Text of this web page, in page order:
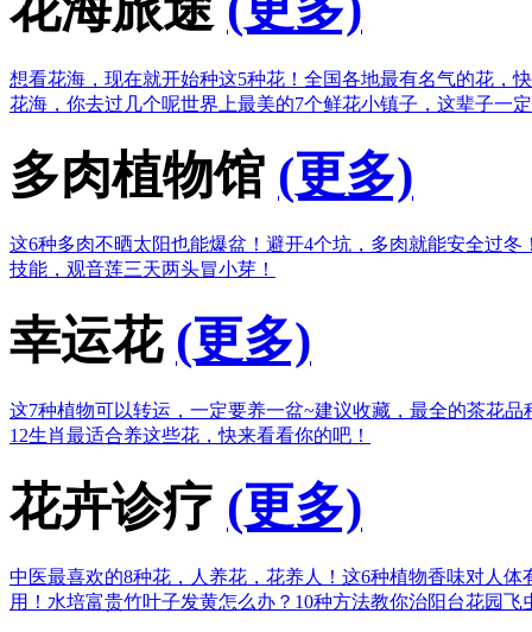
想看花海，现在就开始种这5种花！ 全国各地最有名气的花，
花海，你去过几个呢世界上最美的7个鲜花小镇子，这辈子一
多肉植物馆 (更多)
这6种多肉不晒太阳也能爆盆！ 避开4个坑，多肉就能安全过冬
技能，观音莲三天两头冒小芽！
幸运花 (更多)
这7种植物可以转运，一定要养一盆~建议收藏，最全的茶花品
12生肖最适合养这些花，快来看看你的吧！
花卉诊疗 (更多)
中医最喜欢的8种花，人养花，花养人！ 这6种植物香味对人体
用！ 水培富贵竹叶子发黄怎么办？ 10种方法教你治阳台花园飞